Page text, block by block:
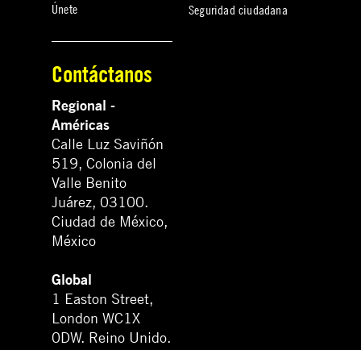
Únete
Seguridad ciudadana
Contáctanos
Regional -
Américas
Calle Luz Saviñón
519, Colonia del
Valle Benito
Juárez, 03100.
Ciudad de México,
México
Global
1 Easton Street,
London WC1X
0DW. Reino Unido.